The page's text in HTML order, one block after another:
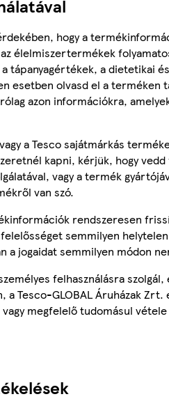
hogy a
élelmiszertermékek
tápanyagértékek, a dietetikai és
esetben olvasd el a terméken
azon információkra,
a Tesco sajátmárkás
kapni, kérjük, hogy vedd
vagy a termék
van szó.
rendszeresen
semmilyen helytelen
a jogaidat semmilyen módon
felhasználásra szolgál,
a Tesco-GLOBAL Áruházak Zrt.
megfelelő tudomásul